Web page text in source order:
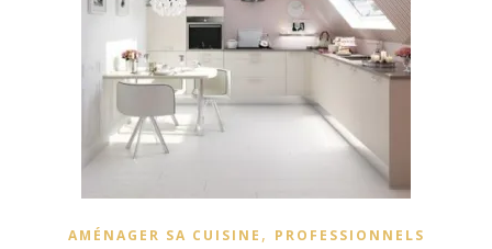
AMÉNAGER SA CUISINE , PROFESSIONNELS